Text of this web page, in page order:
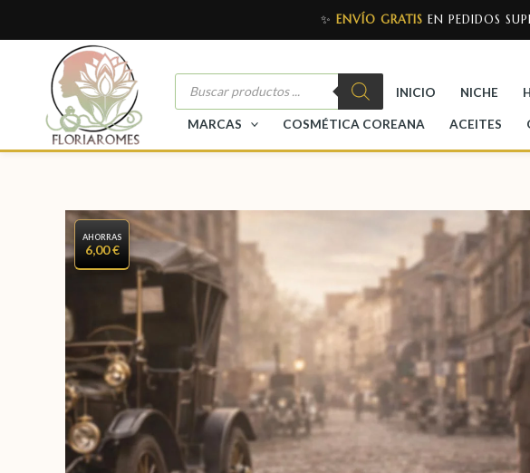
✨ ENVÍO GRATIS EN PEDIDOS
INICIO NICHE
MARCAS COSMÉTICA COREANA ACEITES
AHORRAS
6,00 €